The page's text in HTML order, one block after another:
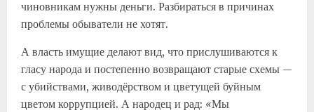
чиновникам нужны деньги. Разбираться в причинах
проблемы обыватели не хотят.
А власть имущие делают вид, что прислушиваются к
гласу народа и постепенно возвращают старые схемы —
с убийствами, живодёрством и цветущей буйным
цветом коррупцией. А народец и рад: «Мы